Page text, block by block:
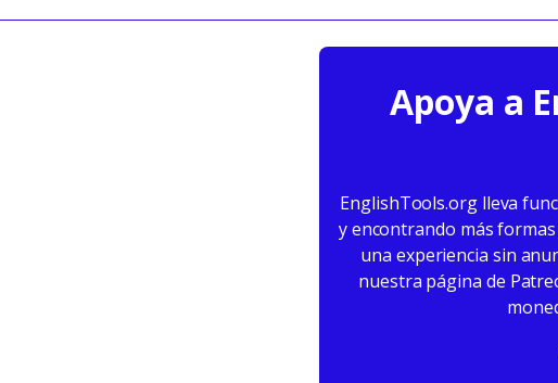
Apoya a
EnglishTools.org lleva
y encontrando más
una experiencia sin
nuestra página de